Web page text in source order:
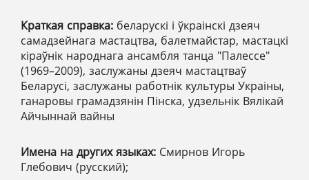
Краткая справка: беларускі і ўкраінскі дзеяч
самадзейнага мастацтва, балетмайстар, мастацкі
кіраўнік народнага ансамбля танца "Палессе"
(1969–2009), заслужаны дзеяч мастацтваў
Беларусі, заслужаны работнік культуры Украіны,
ганаровы грамадзянін Пінска, удзельнік Вялікай
Айчыннай вайны
Имена на других языках: Смирнов Игорь
Глебович (русский);